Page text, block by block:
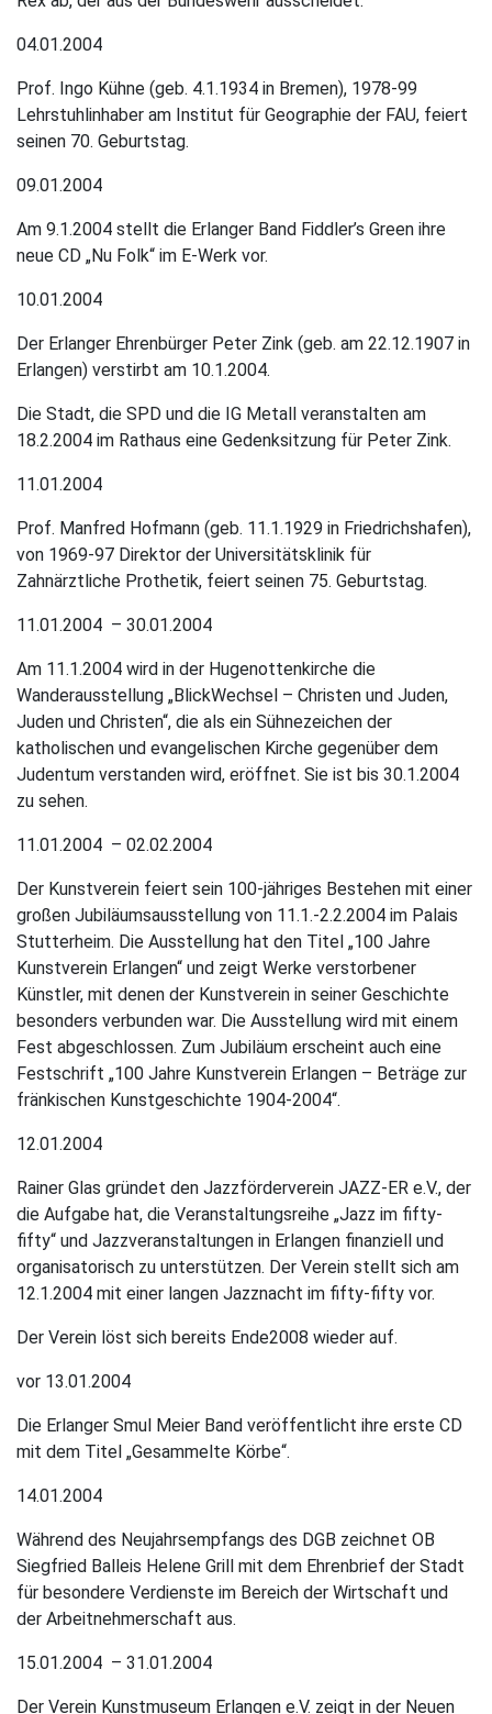
04.01.2004
Prof. Ingo Kühne (geb. 4.1.1934 in Bremen), 1978-99
Lehrstuhlinhaber am Institut für Geographie der FAU, feiert
seinen 70. Geburtstag.
09.01.2004
Am 9.1.2004 stellt die Erlanger Band Fiddler’s Green ihre
neue CD „Nu Folk“ im E-Werk vor.
10.01.2004
Der Erlanger Ehrenbürger Peter Zink (geb. am 22.12.1907 in
Erlangen) verstirbt am 10.1.2004.
Die Stadt, die SPD und die IG Metall veranstalten am
18.2.2004 im Rathaus eine Gedenksitzung für Peter Zink.
11.01.2004
Prof. Manfred Hofmann (geb. 11.1.1929 in Friedrichshafen),
von 1969-97 Direktor der Universitätsklinik für
Zahnärztliche Prothetik, feiert seinen 75. Geburtstag.
11.01.2004 – 30.01.2004
Am 11.1.2004 wird in der Hugenottenkirche die
Wanderausstellung „BlickWechsel – Christen und Juden,
Juden und Christen“, die als ein Sühnezeichen der
katholischen und evangelischen Kirche gegenüber dem
Judentum verstanden wird, eröffnet. Sie ist bis 30.1.2004
zu sehen.
11.01.2004 – 02.02.2004
Der Kunstverein feiert sein 100-jähriges Bestehen mit einer
großen Jubiläumsausstellung von 11.1.-2.2.2004 im Palais
Stutterheim. Die Ausstellung hat den Titel „100 Jahre
Kunstverein Erlangen“ und zeigt Werke verstorbener
Künstler, mit denen der Kunstverein in seiner Geschichte
besonders verbunden war. Die Ausstellung wird mit einem
Fest abgeschlossen. Zum Jubiläum erscheint auch eine
Festschrift „100 Jahre Kunstverein Erlangen – Beträge zur
fränkischen Kunstgeschichte 1904-2004“.
12.01.2004
Rainer Glas gründet den Jazzförderverein JAZZ-ER e.V., der
die Aufgabe hat, die Veranstaltungsreihe „Jazz im fifty-
fifty“ und Jazzveranstaltungen in Erlangen finanziell und
organisatorisch zu unterstützen. Der Verein stellt sich am
12.1.2004 mit einer langen Jazznacht im fifty-fifty vor.
Der Verein löst sich bereits Ende2008 wieder auf.
vor 13.01.2004
Die Erlanger Smul Meier Band veröffentlicht ihre erste CD
mit dem Titel „Gesammelte Körbe“.
14.01.2004
Während des Neujahrsempfangs des DGB zeichnet OB
Siegfried Balleis Helene Grill mit dem Ehrenbrief der Stadt
für besondere Verdienste im Bereich der Wirtschaft und
der Arbeitnehmerschaft aus.
15.01.2004 – 31.01.2004
Der Verein Kunstmuseum Erlangen e.V. zeigt in der Neuen